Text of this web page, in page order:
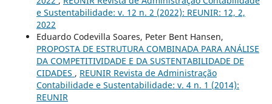
e Sustentabilidade: v. 12 n. 2 (2022): REUNIR: 12, 2,
2022
Eduardo Codevilla Soares, Peter Bent Hansen,
PROPOSTA DE ESTRUTURA COMBINADA PARA ANÁLISE
DA COMPETITIVIDADE E DA SUSTENTABILIDADE DE
CIDADES , REUNIR Revista de Administração
Contabilidade e Sustentabilidade: v. 4 n. 1 (2014):
REUNIR